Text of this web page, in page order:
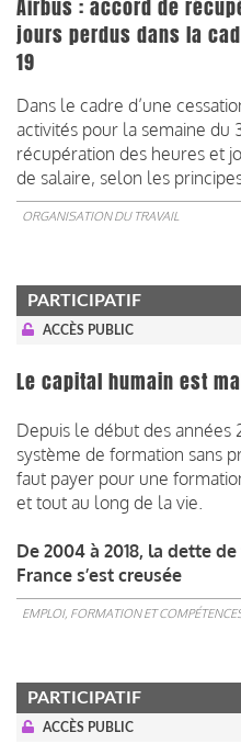
Airbus : accord de
jours perdus dans la
19
Dans le cadre d’une
activités pour la semaine du
récupération des heures et
de salaire, selon les
ORGANISATION DU TRAVAIL
PARTICIPATIF
ACCÈS PUBLIC
Le capital humain est
Depuis le début des
système de formation sans
faut payer pour une
et tout au long de la vie.
De 2004 à 2018, la dette
France s’est creusée
EMPLOI, FORMATION ET
PARTICIPATIF
ACCÈS PUBLIC